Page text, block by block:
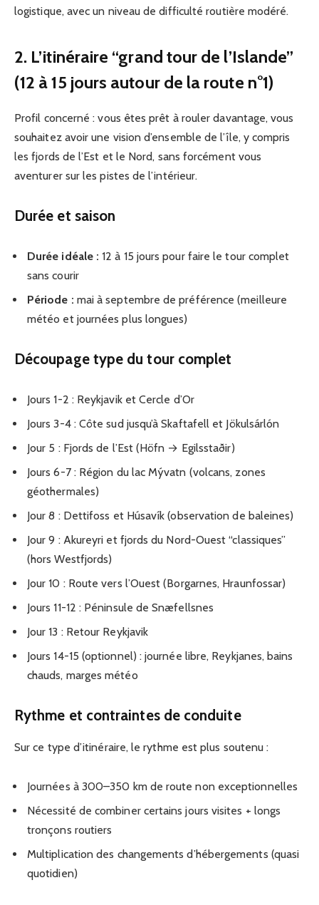
logistique, avec un niveau de difficulté routière modéré.
2. L’itinéraire “grand tour de l’Islande”
(12 à 15 jours autour de la route n°1)
Profil concerné : vous êtes prêt à rouler davantage, vous
souhaitez avoir une vision d’ensemble de l’île, y compris
les fjords de l’Est et le Nord, sans forcément vous
aventurer sur les pistes de l’intérieur.
Durée et saison
Durée idéale : 12 à 15 jours pour faire le tour complet
sans courir
Période : mai à septembre de préférence (meilleure
météo et journées plus longues)
Découpage type du tour complet
Jours 1-2 : Reykjavik et Cercle d’Or
Jours 3-4 : Côte sud jusqu’à Skaftafell et Jökulsárlón
Jour 5 : Fjords de l’Est (Höfn → Egilsstaðir)
Jours 6-7 : Région du lac Mývatn (volcans, zones
géothermales)
Jour 8 : Dettifoss et Húsavík (observation de baleines)
Jour 9 : Akureyri et fjords du Nord-Ouest “classiques”
(hors Westfjords)
Jour 10 : Route vers l’Ouest (Borgarnes, Hraunfossar)
Jours 11-12 : Péninsule de Snæfellsnes
Jour 13 : Retour Reykjavik
Jours 14-15 (optionnel) : journée libre, Reykjanes, bains
chauds, marges météo
Rythme et contraintes de conduite
Sur ce type d’itinéraire, le rythme est plus soutenu :
Journées à 300–350 km de route non exceptionnelles
Nécessité de combiner certains jours visites + longs
tronçons routiers
Multiplication des changements d’hébergements (quasi
quotidien)